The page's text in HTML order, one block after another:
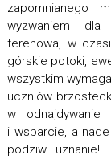
zapomnianego
wyzwaniem dla
terenowa, w
górskie potoki,
wszystkim
uczniów
w
i wsparcie, a
podziw i uznanie!